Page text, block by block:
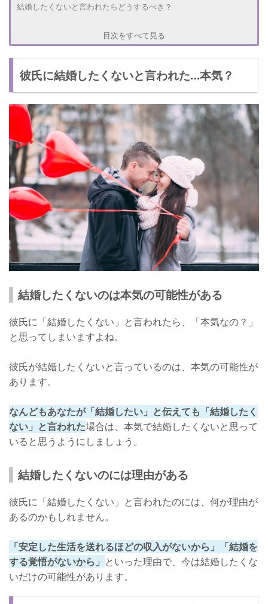
結婚したくないと言われたらどうするべき？
別れて新しい恋をする
彼氏に結婚したくないと言われた体験談
素敵な男性はたくさんます！
目次をすべて見る
彼氏に結婚したくないと言われた…本気？
結婚したくないのは本気の可能性がある
彼氏に「結婚したくない」と言われたら、「本気なの？」
と思ってしまいますよね。
彼氏が結婚したくないと言っているのは、本気の可能性が
あります。
なんどもあなたが「結婚したい」と伝えても「結婚したく
ない」と言われた場合は、本気で結婚したくないと思って
いると思うようにしましょう。
結婚したくないのには理由がある
彼氏に「結婚したくない」と言われたのには、何か理由が
あるのかもしれません。
「安定した生活を送れるほどの収入がないから」「結婚を
する覚悟がないから」 といった理由で、今は結婚したくな
いだけの可能性があります。